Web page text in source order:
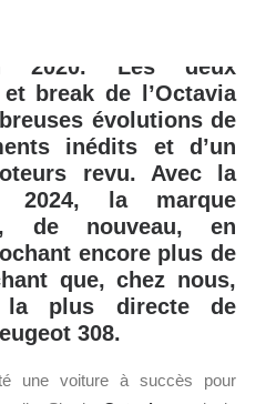
génération
2020. Les deux
break de l’Octavia
évolutions de
inédits et d’un
revu. Avec la
2024, la marque
de nouveau, en
encore plus de
que, chez nous,
la plus directe de
308.
une voiture à succès pour